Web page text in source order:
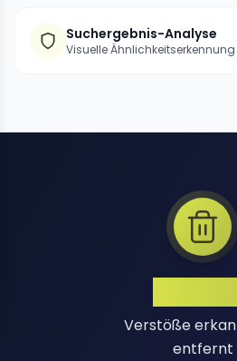
Suchergebnis-Analyse
Visuelle
Verstöße
entfernt